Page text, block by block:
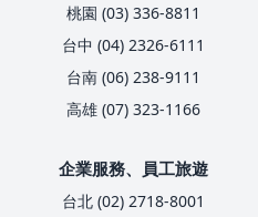
桃園 (03) 336-8811
台中 (04) 2326-6111
台南 (06) 238-9111
高雄 (07) 323-1166
企業服務、員工旅遊
台北 (02) 2718-8001